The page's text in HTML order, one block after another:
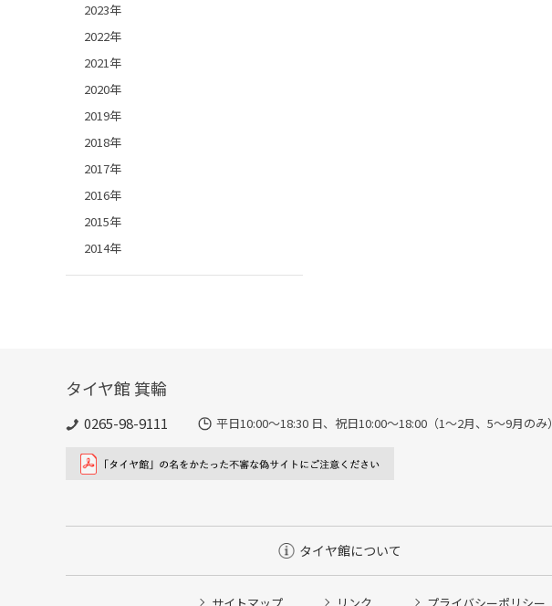
2023年
2022年
2021年
2020年
2019年
2018年
2017年
2016年
2015年
2014年
タイヤ館 箕輪
0265-98-9111 平日10:00～18:30 日、祝日10:00～18:00（1～2月、5～9月のみ）
タイヤ館について
サイトマップ リンク プライバシーポリシー